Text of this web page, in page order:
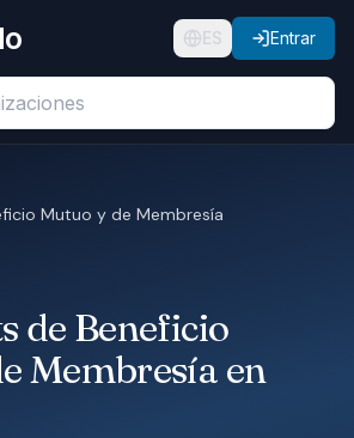
ES Entrar
o ubicaciones...
Mutuo y de Membresía
de Beneficio
Membresía en